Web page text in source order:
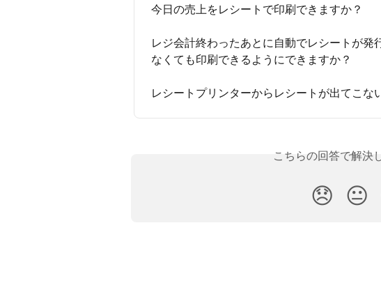
今日の売上をレシートで印刷できますか？
レジ会計終わったあとに自動でレシートが発
なくても印刷できるようにできますか？
レシートプリンターからレシートが出てこな
こちらの回答で解決
😞 😐